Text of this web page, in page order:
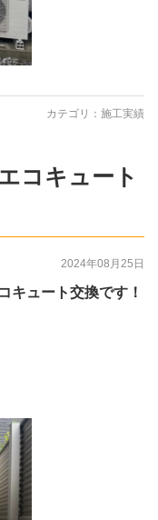
カテゴリ： 施工実績
コキュート
2024年08月25日
キュート交換です！